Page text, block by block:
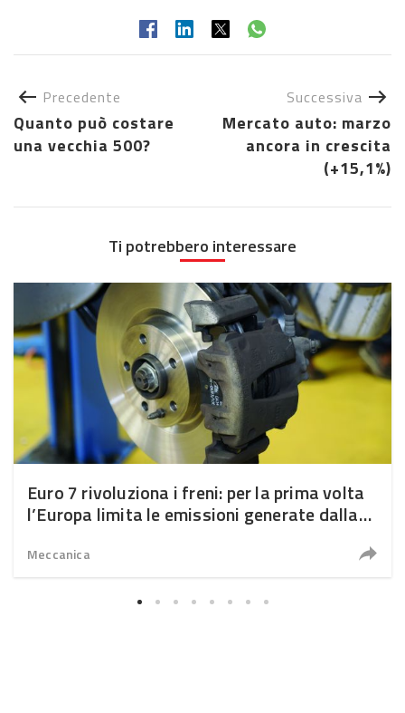
Precedente
Quanto può costare
una vecchia 500?
Successiva
Mercato auto: marzo
ancora in crescita
(+15,1%)
Ti potrebbero interessare
Euro 7 rivoluziona i freni: per la prima volta
l’Europa limita le emissioni generate dalla
Meccanica